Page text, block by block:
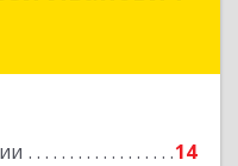
14
ст.Петровская,